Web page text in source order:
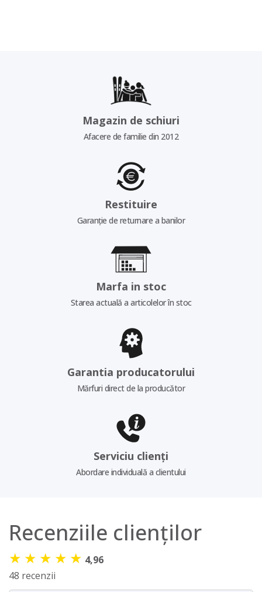
Magazin de schiuri
Afacere de familie din 2012
Restituire
Garanție de returnare a banilor
Marfa in stoc
Starea actuală a articolelor în stoc
Garantia producatorului
Mărfuri direct de la producător
Serviciu clienți
Abordare individuală a clientului
Recenziile clienților
★ ★ ★ ★ ★ 4,96
48 recenzii